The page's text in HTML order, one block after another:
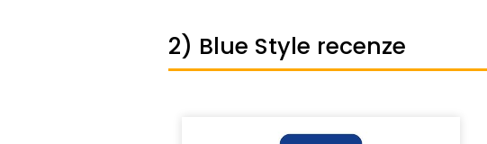
2) Blue Style recenze